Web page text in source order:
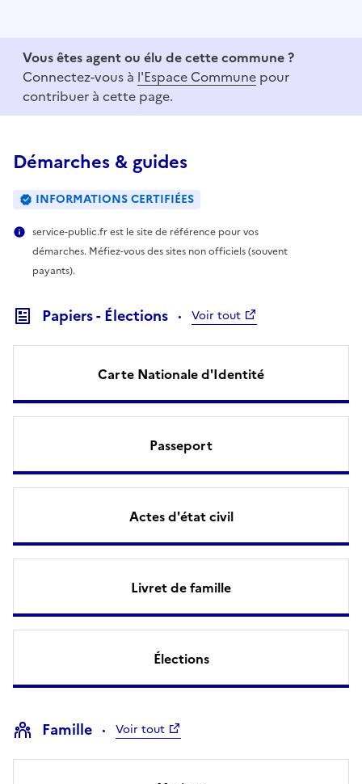
Vous êtes agent ou élu de cette commune ?
Connectez-vous à l'Espace Commune pour
contribuer à cette page.
Démarches & guides
INFORMATIONS CERTIFIÉES
service-public.fr est le site de référence pour vos
démarches. Méfiez-vous des sites non officiels (souvent
payants).
Papiers - Élections Voir tout
Carte Nationale d'Identité
Passeport
Actes d'état civil
Livret de famille
Élections
Famille Voir tout